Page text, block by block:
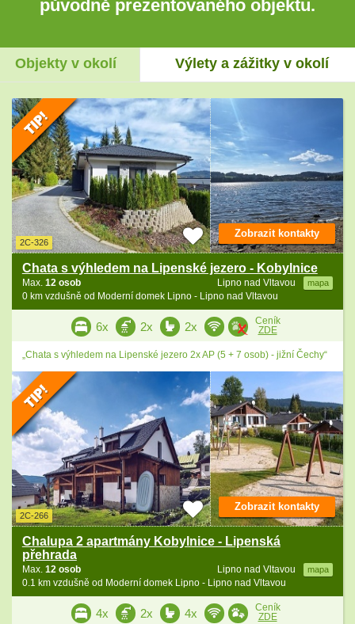
původně prezentovaného objektu.
Objekty v okolí Výlety a zážitky v okolí
2C-326
Chata s výhledem na Lipenské jezero - Kobylnice
Lipno nad Vltavou mapa
Max. 12 osob
0 km vzdušně od Moderní domek Lipno - Lipno nad Vltavou
Zobrazit kontakty
6x 2x 2x
Ceník
ZDE
„Chata s výhledem na Lipenské jezero 2x AP (5 + 7 osob) - jižní Čechy“
2C-266
Chalupa 2 apartmány Kobylnice - Lipenská
přehrada
Lipno nad Vltavou mapa
Max. 12 osob
0.1 km vzdušně od Moderní domek Lipno - Lipno nad Vltavou
Zobrazit kontakty
4x 2x 4x
Ceník
ZDE